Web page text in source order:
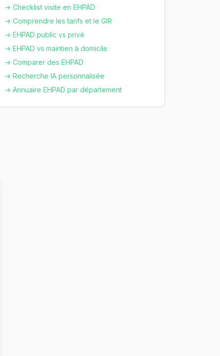
→ Checklist visite en EHPAD
→ Comprendre les tarifs et le GIR
→ EHPAD public vs privé
→ EHPAD vs maintien à domicile
→ Comparer des EHPAD
→ Recherche IA personnalisée
→ Annuaire EHPAD par département